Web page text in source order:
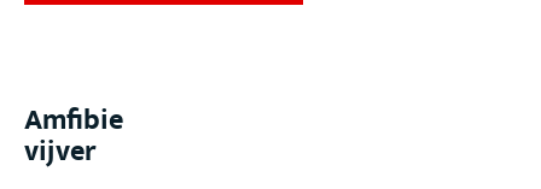
Amfibie
vijver